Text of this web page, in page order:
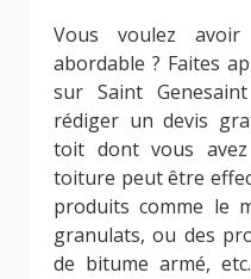
Vous voulez
abordable ? Faites
sur Saint
rédiger un devis
toit dont vous avez
toiture peut être
produits comme le
granulats, ou des
de bitume armé,